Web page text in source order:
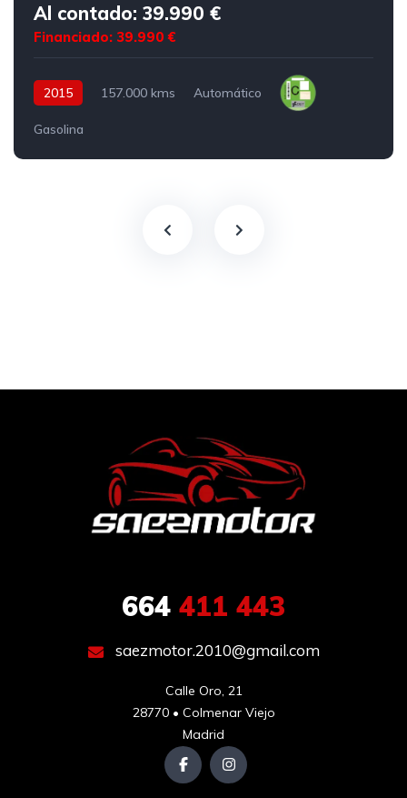
Al contado: 39.990 €
Financiado: 39.990 €
2015 157.000 kms Automático
Gasolina
664 411 443
saezmotor.2010@gmail.com
Calle Oro, 21
28770 • Colmenar Viejo
Madrid